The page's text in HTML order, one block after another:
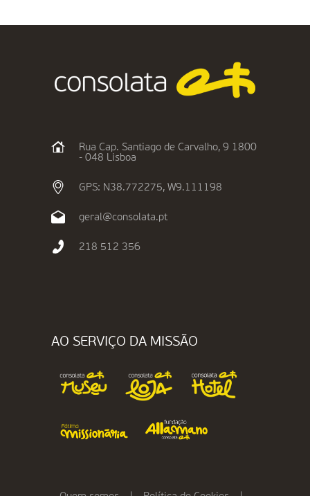
Rua Cap. Santiago de Carvalho, 9 1800
- 048 Lisboa
GPS: N38.772275, W9.111198
geral@consolata.pt
218 512 356
AO SERVIÇO DA MISSÃO